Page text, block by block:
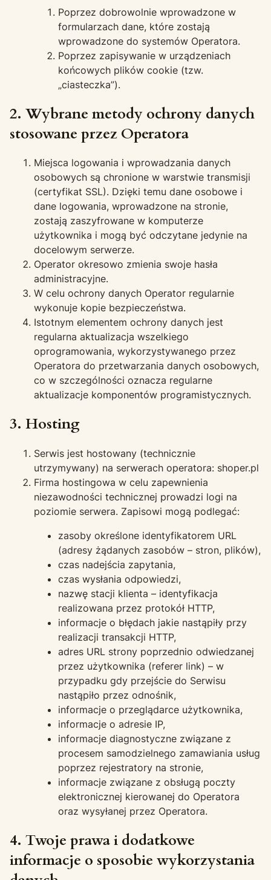
Poprzez dobrowolnie wprowadzone w
formularzach dane, które zostają
wprowadzone do systemów Operatora.
Poprzez zapisywanie w urządzeniach
końcowych plików cookie (tzw.
„ciasteczka”).
2. Wybrane metody ochrony danych
stosowane przez Operatora
Miejsca logowania i wprowadzania danych
osobowych są chronione w warstwie transmisji
(certyfikat SSL). Dzięki temu dane osobowe i
dane logowania, wprowadzone na stronie,
zostają zaszyfrowane w komputerze
użytkownika i mogą być odczytane jedynie na
docelowym serwerze.
Operator okresowo zmienia swoje hasła
administracyjne.
W celu ochrony danych Operator regularnie
wykonuje kopie bezpieczeństwa.
Istotnym elementem ochrony danych jest
regularna aktualizacja wszelkiego
oprogramowania, wykorzystywanego przez
Operatora do przetwarzania danych osobowych,
co w szczególności oznacza regularne
aktualizacje komponentów programistycznych.
3. Hosting
Serwis jest hostowany (technicznie
utrzymywany) na serwerach operatora: shoper.pl
Firma hostingowa w celu zapewnienia
niezawodności technicznej prowadzi logi na
poziomie serwera. Zapisowi mogą podlegać:
zasoby określone identyfikatorem URL
(adresy żądanych zasobów – stron, plików),
czas nadejścia zapytania,
czas wysłania odpowiedzi,
nazwę stacji klienta – identyfikacja
realizowana przez protokół HTTP,
informacje o błędach jakie nastąpiły przy
realizacji transakcji HTTP,
adres URL strony poprzednio odwiedzanej
przez użytkownika (referer link) – w
przypadku gdy przejście do Serwisu
nastąpiło przez odnośnik,
informacje o przeglądarce użytkownika,
informacje o adresie IP,
informacje diagnostyczne związane z
procesem samodzielnego zamawiania usług
poprzez rejestratory na stronie,
informacje związane z obsługą poczty
elektronicznej kierowanej do Operatora
oraz wysyłanej przez Operatora.
4. Twoje prawa i dodatkowe
informacje o sposobie wykorzystania